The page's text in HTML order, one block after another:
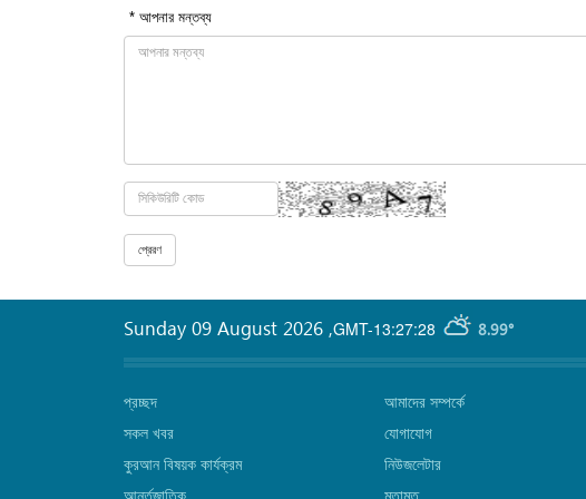
* আপনার মন্তব্য
GMT-13:27:28 8.99°
Sunday 09 August 2026 ,
প্রচ্ছদ
সকল খবর
কুরআন বিষয়ক কার্যক্রম
আমাদের সম্পর্কে
যোগাযোগ
নিউজলেটার